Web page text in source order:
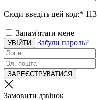
Сюди введіть цей код:* 113
Запам'ятати мене
УВІЙТИ Забули пароль?
ЗАРЕЄСТРУВАТИСЯ
Замовити дзвінок